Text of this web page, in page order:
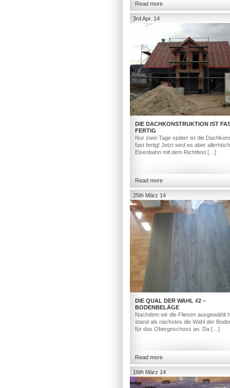
Read more
3rd Apr. 14
DIE DACHKONSTRUKTION IST
FERTIG
Nur zwei Tage später ist die
fast fertig! Jetzt wird es aber
Eisenbahn mit dem Richtfest […]
Read more
25th März 14
DIE QUAL DER WAHL #2 –
BODENBELÄGE
Nachdem wir die Fliesen ausgewählt
stand als nächstes die Wahl der
für das Obergeschoss an. Da […]
Read more
16th März 14